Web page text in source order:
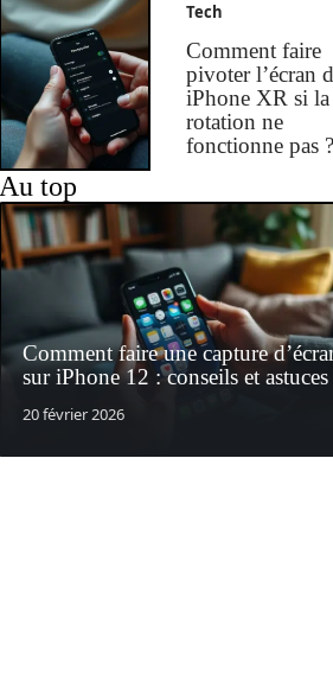
Tech
Comment faire
pivoter l’écran
iPhone XR si la
rotation ne
fonctionne pas ?
Au top
Comment faire une capture
sur iPhone 12 : conseils et astuces
20 février 2026